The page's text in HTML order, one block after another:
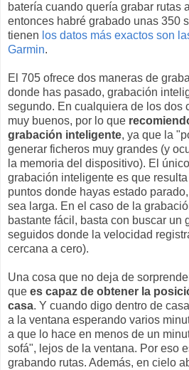
batería cuando quería grabar rutas
entonces habré grabado unas 350
tienen los datos más exactos son
Garmin.
El 705 ofrece dos maneras de
donde has pasado, grabación
segundo. En cualquiera de los dos
muy buenos, por lo que
grabación inteligente, ya que la
generar ficheros muy grandes (y
la memoria del dispositivo). El
grabación inteligente es que
puntos donde hayas estado
sea larga. En el caso de la
bastante fácil, basta con buscar un
seguidos donde la velocidad
cercana a cero).
Una cosa que no deja de
que es capaz de obtener la
casa. Y cuando digo dentro de
a la ventana esperando varios
a que lo hace en menos de un
sofá", lejos de la ventana. Por eso
grabando rutas. Además, en cielo